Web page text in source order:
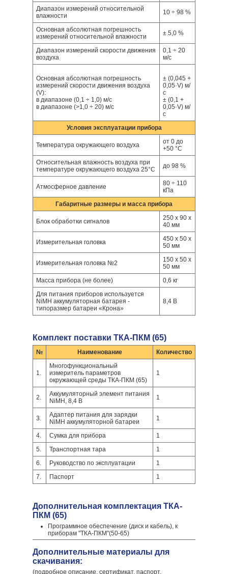
Диапазон измерений относительной
влажности
10 ÷ 98 %
Основная абсолютная погрешность
измерений относительной влажности
± 5,0 %
Диапазон измерений скорости движения
воздуха
0,1 ÷ 20
м/с
Основная абсолютная погрешность
измерений скорости движения воздуха
(V):
в диапазоне (0,1 ÷ 1,0) м/с
в диапазоне (>1,0 ÷ 20) м/с
± (0,045 +
0,05·V) м/
с
± (0,1 +
0,05·V) м/
с
Условия эксплуатации прибора
Температура окружающего воздуха
от 0 до
+50 °С
Относительная влажность воздуха при
температуре окружающего воздуха 25°С
до 98 %
Атмосферное давление
80 ÷ 110
кПа
Габаритные размеры и масса прибора
Блок обработки сигналов
250 х 90 х
40 мм
Измерительная головка
450 х 50 х
50 мм
Измерительная головка №2
150 х 50 х
50 мм
Масса прибора (не более)
0,6 кг
Для питания приборов используется
NiMH аккумуляторная батарея -
типоразмер батареи «Крона»
8,4 В
Комплект поставки ТКА-ПКМ (65)
№ Наименование Количество
1.
Многофункциональный
измеритель параметров
окружающей среды ТКА-ПКМ (65)
1
2.
Аккумуляторный элемент питания
NiMH, 8,4 В
1
3.
Адаптер питания для зарядки
NiMH аккумуляторной батареи
1
4. Сумка для прибора
1
5.
Транспортная тара
1
6.
Руководство по эксплуатации
1
7.
Паспорт 1
Дополнительная комплектация ТКА-
ПКМ (65)
Программное обеспечение (диск и кабель), к
приборам "ТКА-ПКМ"(50-65)
Дополнительные материалы для
скачивания:
(подробное описание, сертификат, паспорт,